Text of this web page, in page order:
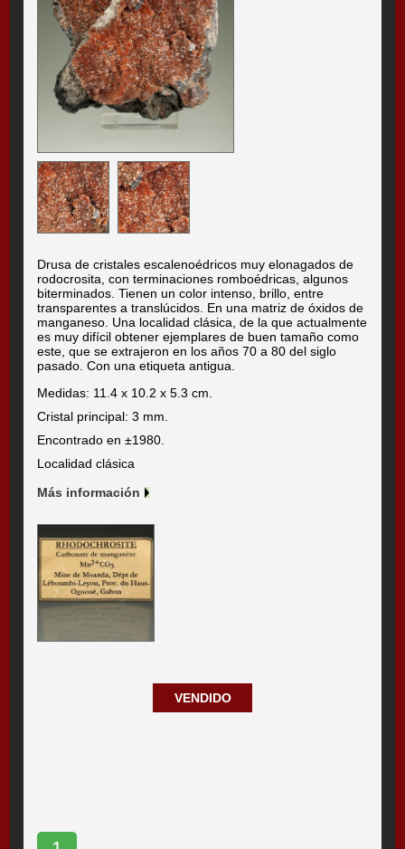
Drusa de cristales escalenoédricos muy elonagados de
rodocrosita, con terminaciones romboédricas, algunos
biterminados. Tienen un color intenso, brillo, entre
transparentes a translúcidos. En una matriz de óxidos de
manganeso. Una localidad clásica, de la que actualmente
es muy difícil obtener ejemplares de buen tamaño como
este, que se extrajeron en los años 70 a 80 del siglo
pasado. Con una etiqueta antigua.
Medidas: 11.4 x 10.2 x 5.3 cm.
Cristal principal: 3 mm.
Encontrado en ±1980.
Localidad clásica
Más información
VENDIDO